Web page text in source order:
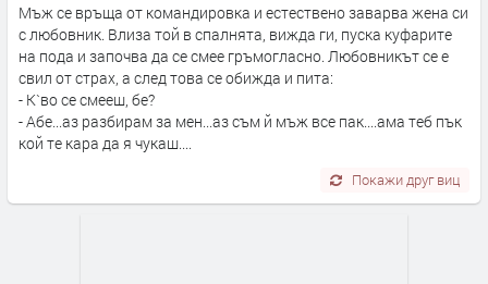
Мъж се връща от командировка и естествено заварва жена си
с любовник. Влиза той в спалнята, вижда ги, пуска куфарите
на пода и започва да се смее гръмогласно. Любовникът се е
свил от страх, а след това се обижда и пита:
- К`во се смееш, бе?
- Абе...аз разбирам за мен...аз съм й мъж все пак....ама теб пък
кой те кара да я чукаш....
Покажи друг виц